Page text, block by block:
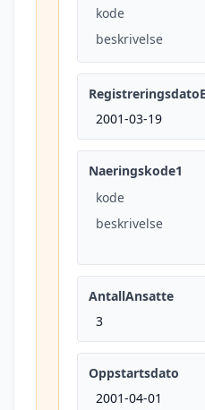
kode
beskrivelse
2001-03-19
Naeringskode1
kode
beskrivelse
AntallAnsatte
3
Oppstartsdato
2001-04-01